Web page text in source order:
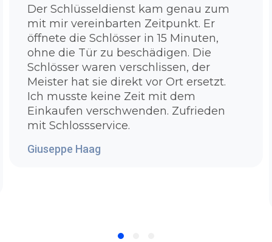
problemlos und beschädigungsfrei die Tür
aufbekommt? Denn hier haben Sie Ihren
Antwort:Unser Schlüsseldienst Duisburg
Bergheim verfügt hochwertige und moderne
Werkzeuge die es Ihnen erlaubt problemlos
die Tür zu öffnen. Es ist unsere Voraussetzung
unser Team bestmöglich zu schulen,
auszubilden und mit den besten Ausrüstung
zu versorgen. Bei zugezogenen Standardtüren
müssen wir noch nicht so sehr in die Trickkiste
greifen, um Ihre Tür in wenigen Sekunden
wir spezielle Materialien, um für eine
Der Schlüsseldienst kam genau zum
mit mir vereinbarten Zeitpunkt. Er
öffnete die Schlösser in 15 Minuten,
ohne die Tür zu beschädigen. Die
Schlösser waren verschlissen, der
Meister hat sie direkt vor Ort ersetzt.
Ich musste keine Zeit mit dem
Einkaufen verschwenden. Zufrieden
mit Schlossservice.
Giuseppe Haag